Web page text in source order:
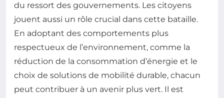
du ressort des gouvernements. Les citoyens
jouent aussi un rôle crucial dans cette bataille.
En adoptant des comportements plus
respectueux de l’environnement, comme la
réduction de la consommation d’énergie et le
choix de solutions de mobilité durable, chacun
peut contribuer à un avenir plus vert. Il est